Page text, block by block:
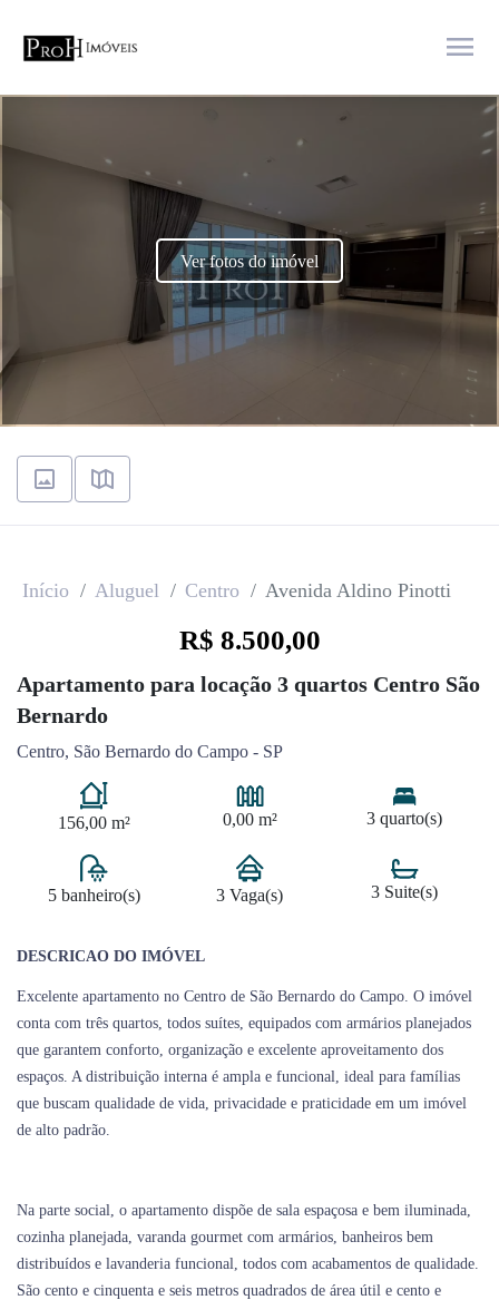
menu
Ver fotos do imóvel
Início Aluguel Centro Avenida Aldino Pinotti
R$ 8.500,00
Apartamento para locação 3 quartos Centro São
Bernardo
Centro, São Bernardo do Campo - SP
156,00 m² 0,00 m² 3 quarto(s)
5 banheiro(s) 3 Vaga(s) 3 Suite(s)
DESCRICAO DO IMÓVEL
Excelente apartamento no Centro de São Bernardo do Campo. O imóvel
conta com três quartos, todos suítes, equipados com armários planejados
que garantem conforto, organização e excelente aproveitamento dos
espaços. A distribuição interna é ampla e funcional, ideal para famílias
que buscam qualidade de vida, privacidade e praticidade em um imóvel
de alto padrão.
Na parte social, o apartamento dispõe de sala espaçosa e bem iluminada,
cozinha planejada, varanda gourmet com armários, banheiros bem
distribuídos e lavanderia funcional, todos com acabamentos de qualidade.
São cento e cinquenta e seis metros quadrados de área útil e cento e